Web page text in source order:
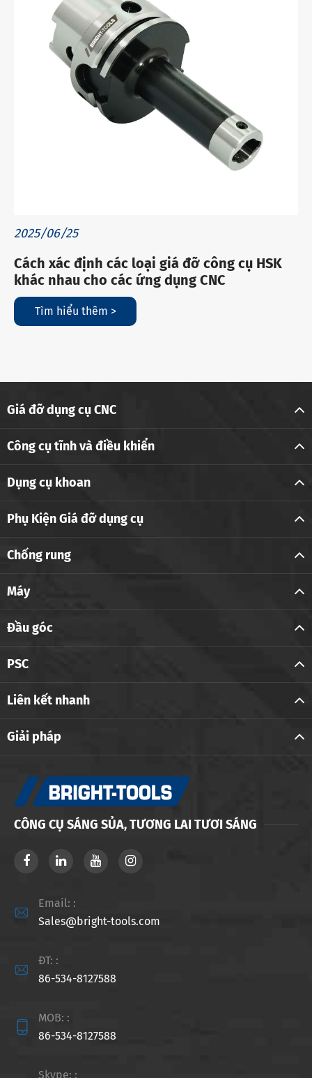
2025/06/25
Cách xác định các loại giá đỡ công cụ HSK
khác nhau cho các ứng dụng CNC
Tìm hiểu thêm >
Giá đỡ dụng cụ CNC
Công cụ tĩnh và điều khiển
Dụng cụ khoan
Phụ Kiện Giá đỡ dụng cụ
Chống rung
Máy
Đầu góc
PSC
Liên kết nhanh
Giải pháp
CÔNG CỤ SÁNG SỦA, TƯƠNG LAI TƯƠI SÁNG

Email: :
Sales@bright-tools.com

ĐT: :
86-534-8127588

MOB: :
86-534-8127588
Skype: :